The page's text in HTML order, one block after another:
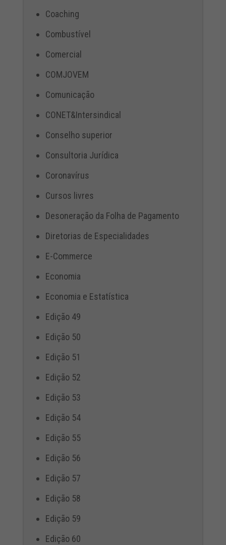
Coaching
Combustível
Comercial
COMJOVEM
Comunicação
CONET&Intersindical
Conselho superior
Consultoria Jurídica
Coronavírus
Cursos livres
Desoneração da Folha de Pagamento
Diretorias de Especialidades
E-Commerce
Economia
Economia e Estatística
Edição 49
Edição 50
Edição 51
Edição 52
Edição 53
Edição 54
Edição 55
Edição 56
Edição 57
Edição 58
Edição 59
Edição 60